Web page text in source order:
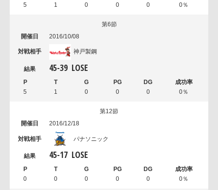
5 1 0 0 0 0％
第6節
2016/10/08
神戸製鋼
45-39 LOSE
5 1 0 0 0 0％
第12節
2016/12/18
パナソニック
45-17 LOSE
0 0 0 0 0 0％